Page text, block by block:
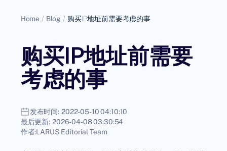
Home / Blog / 购买IP地址前需要考虑的事
购买IP地址前需要
考虑的事
发布时间: 2022-05-10 04:10:10
最后更新: 2026-04-08 03:30:54
作者:LARUS Editorial Team